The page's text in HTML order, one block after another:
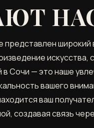
широкий
искусства,
Сочи — это наше
вашего
ваш
создавая связь